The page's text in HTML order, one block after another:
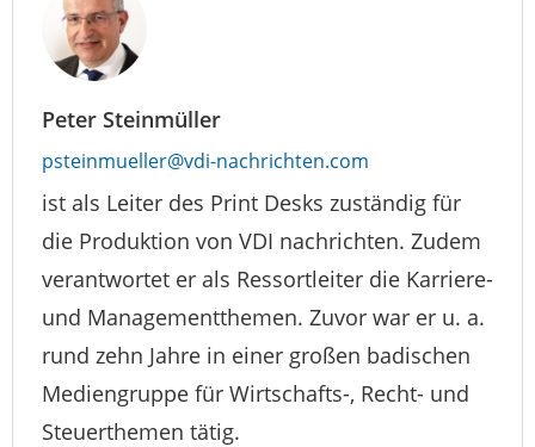
Peter Steinmüller
psteinmueller@vdi-nachrichten.com
ist als Leiter des Print Desks zuständig für
die Produktion von VDI nachrichten. Zudem
verantwortet er als Ressortleiter die Karriere-
und Managementthemen. Zuvor war er u. a.
rund zehn Jahre in einer großen badischen
Mediengruppe für Wirtschafts-, Recht- und
Steuerthemen tätig.